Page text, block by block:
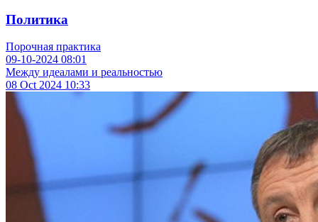
Политика
Порочная практика
09-10-2024 08:01
Между идеалами и реальностью
08 Oct 2024 10:33